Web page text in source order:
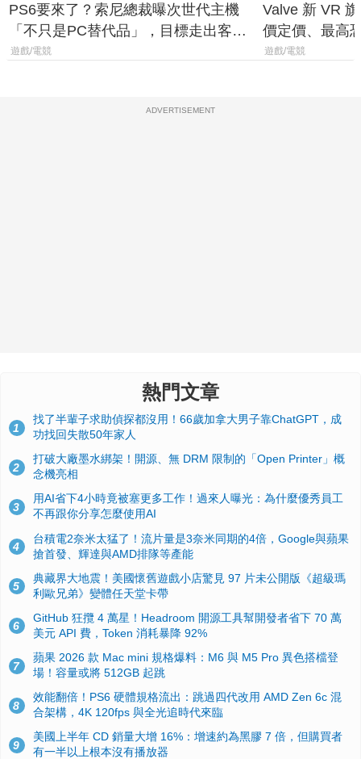
PS6要來了？索尼總裁曝次世代主機
「不只是PC替代品」，目標走出客
廳、進軍電競桌面
遊戲/電競
Valve 新 VR
價定價、最高
遊戲/電競
ADVERTISEMENT
熱門文章
1
找了半輩子求助偵探都沒用！66歲加拿大男子靠ChatGPT，成
功找回失散50年家人
2
打破大廠墨水綁架！開源、無 DRM 限制的「Open Printer」概
念機亮相
3
用AI省下4小時竟被塞更多工作！過來人曝光：為什麼優秀員工
不再跟你分享怎麼使用AI
4
台積電2奈米太猛了！流片量是3奈米同期的4倍，Google與蘋果
搶首發、輝達與AMD排隊等產能
5
典藏界大地震！美國懷舊遊戲小店驚見 97 片未公開版《超級瑪
利歐兄弟》變體任天堂卡帶
6
GitHub 狂攬 4 萬星！Headroom 開源工具幫開發者省下 70 萬
美元 API 費，Token 消耗暴降 92%
7
蘋果 2026 款 Mac mini 規格爆料：M6 與 M5 Pro 異色搭檔登
場！容量或將 512GB 起跳
8
效能翻倍！PS6 硬體規格流出：跳過四代改用 AMD Zen 6c 混
合架構，4K 120fps 與全光追時代來臨
9
美國上半年 CD 銷量大增 16%：增速約為黑膠 7 倍，但購買者
有一半以上根本沒有播放器